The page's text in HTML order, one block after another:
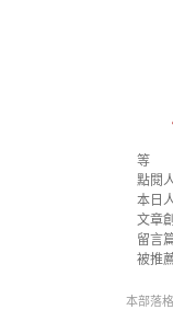
等
點閱
本日
文章
留言
被推
本部落